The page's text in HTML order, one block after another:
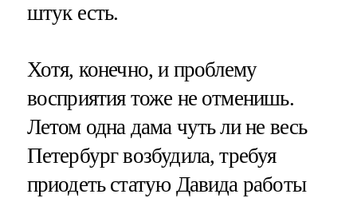
штук есть.
Хотя, конечно, и проблему
восприятия тоже не отменишь.
Летом одна дама чуть ли не весь
Петербург возбудила, требуя
приодеть статую Давида работы